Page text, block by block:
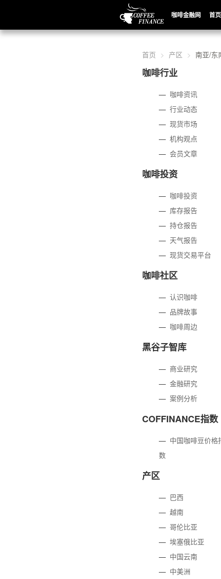
咖啡金融网 首页
首页 产区 南亚/东
咖啡行业
— 咖啡资讯
—行业动态
—现货市场
—机构观点
—会员文章
咖啡投资
— 咖啡投资
— 库存报告
—持仓报告
— 天气报告
—现货交易平台
咖啡社区
—认识咖啡
— 品牌故事
— 咖啡周边
黑谷子智库
— 商业研究
—金融研究
—案例分析
COFFINANCE指数
— 中国咖啡豆价格
数
产区
— 巴西
—越南
—哥伦比亚
—埃塞俄比亚
— 中国云南
— 中美洲